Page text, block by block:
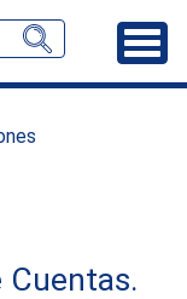
Cuentas.